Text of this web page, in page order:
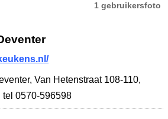
1 gebruikersfoto
Van Hetenstraat 108-110,
tel 0570-596598